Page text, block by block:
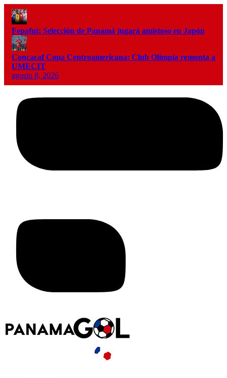
Fepafut: Selección de Panamá jugará amistoso en Japón
Concacaf Copa Centroamericana: Club Olimpia remonta a
UMECIT
agosto 8, 2026